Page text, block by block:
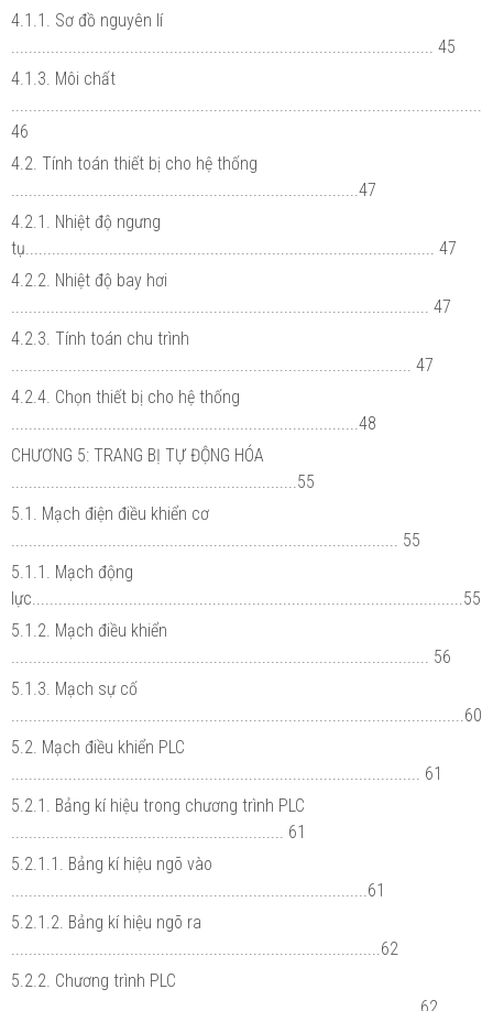
4.1.1. Sơ đồ nguyên lí
................................................................................................ 45
4.1.3. Môi chất
46
4.2. Tính toán thiết bị cho hệ thống
...............................................................................47
4.2.1. Nhiệt độ ngưng
tụ............................................................................................. 47
4.2.2. Nhiệt độ bay hơi
............................................................................................... 47
4.2.3. Tính toán chu trình
........................................................................................... 47
4.2.4. Chọn thiết bị cho hệ thống
...............................................................................48
CHƯƠNG 5: TRANG BỊ TỰ ĐỘNG HÓA
.................................................................55
5.1. Mạch điện điều khiển cơ
........................................................................................ 55
5.1.1. Mạch động
lực..................................................................................................55
5.1.2. Mạch điều khiển
............................................................................................... 56
5.1.3. Mạch sự cố
.......................................................................................................60
5.2. Mạch điều khiển PLC
............................................................................................. 61
5.2.1. Bảng kí hiệu trong chương trình PLC
.............................................................. 61
5.2.1.1. Bảng kí hiệu ngõ vào
.................................................................................61
5.2.1.2. Bảng kí hiệu ngõ ra
....................................................................................62
5.2.2. Chương trình PLC